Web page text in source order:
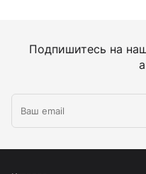
Подпишитесь на